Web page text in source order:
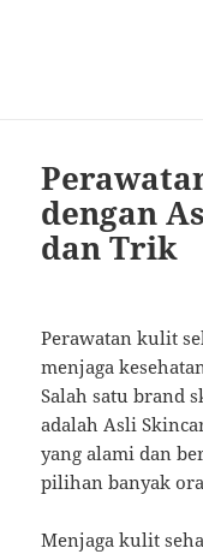
dengan
dan Trik
Perawatan kulit
menjaga
Salah satu brand
adalah Asli
yang alami dan
pilihan banyak
Menjaga kulit